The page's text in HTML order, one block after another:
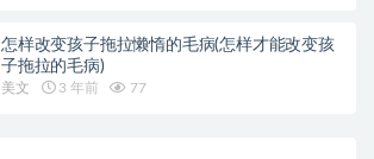
怎样改变孩子拖拉懒惰的毛病(怎样才能改变孩
子拖拉的毛病)
美文 3 年前 77